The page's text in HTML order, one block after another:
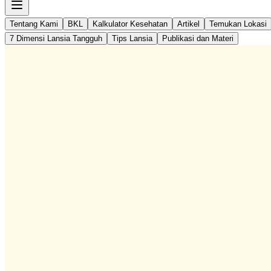
Tentang Kami BKL Kalkulator Kesehatan Artikel Temukan Lokasi
7 Dimensi Lansia Tangguh
Tips Lansia Publikasi dan Materi